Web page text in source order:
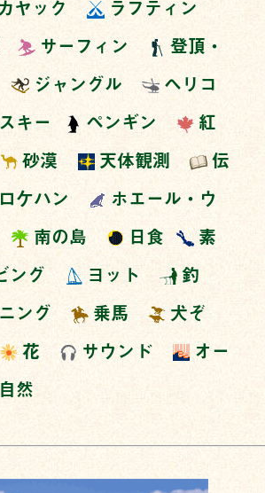
ヤック
ラフティン
サーフィン
登頂・
ジャングル
ヘリコ
スキー ペンギン
紅
砂漠 天体観測
伝
ロケハン
ホエール・ウ
南の島 日食
素
ング
ヨット
釣
ング 乗馬
犬ぞ
花 サウンド
オー
然